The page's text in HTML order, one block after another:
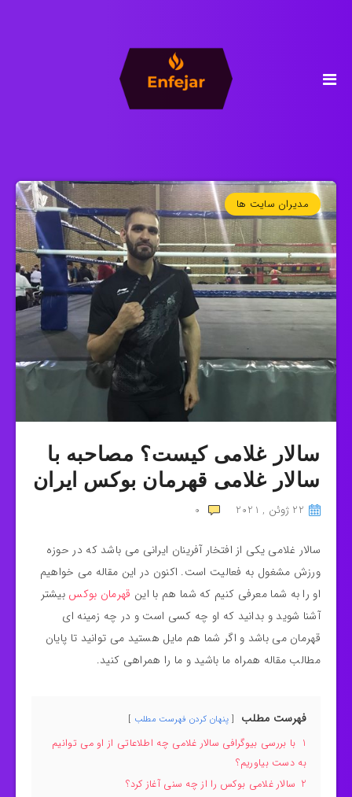
مدیران سایت ها
سالار غلامی کیست؟ مصاحبه با
سالار غلامی قهرمان بوکس ایران
22 ژوئن , 2021 0
سالار غلامی یکی از افتخار آفرینان ایرانی می باشد که در حوزه
ورزش مشغول به فعالیت است. اکنون در این مقاله می‌ خواهیم
او را به شما معرفی کنیم که شما هم با این قهرمان بوکس بیشتر
آشنا شوید و بدانید که او چه کسی است و در چه زمینه ای
قهرمان می باشد و اگر شما هم مایل هستید می توانید تا پایان
مطالب مقاله همراه ما باشید و ما را همراهی کنید.
فهرست مطلب پنهان کردن فهرست مطلب
1 با بررسی بیوگرافی سالار غلامی چه اطلاعاتی از او می توانیم
به دست بیاوریم؟
2 سالار غلامی بوکس را از چه سنی آغاز کرد؟